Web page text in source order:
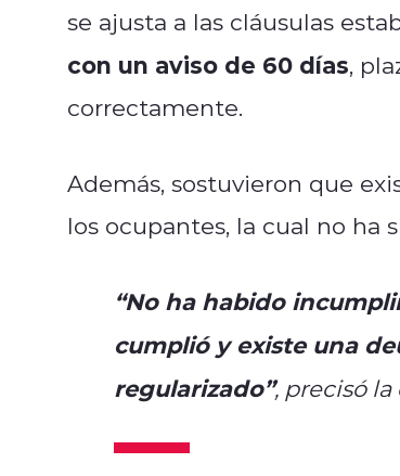
se ajusta a las cláusulas
con un aviso de 60 días,
correctamente.
Además, sostuvieron que
los ocupantes, la cual no ha
“No ha habido
cumplió y existe una
regularizado”, precisó